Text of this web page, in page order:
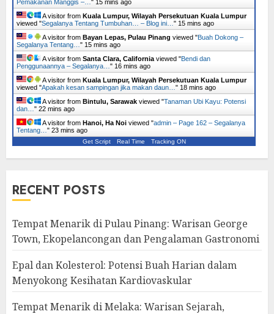
Pemakanan Manggis –… " 15 mins ago
A visitor from Kuala Lumpur, Wilayah Persekutuan Kuala Lumpur
viewed "Segalanya Tentang Tumbuhan… – Blog ini… " 15 mins ago
A visitor from Bayan Lepas, Pulau Pinang viewed "Buah Dokong –
Segalanya Tentang… " 15 mins ago
A visitor from Santa Clara, California viewed "Bendi dan
Penggunaannya – Segalanya… " 16 mins ago
A visitor from Kuala Lumpur, Wilayah Persekutuan Kuala Lumpur
viewed "Apakah kesan sampingan jika makan daun… " 18 mins ago
A visitor from Bintulu, Sarawak viewed "Tanaman Ubi Kayu: Potensi
dan… " 22 mins ago
A visitor from Hanoi, Ha Noi viewed "admin – Page 162 – Segalanya
Tentang… " 23 mins ago
Get Script Real Time Tracking ON
RECENT POSTS
Tempat Menarik di Pulau Pinang: Warisan George
Town, Ekopelancongan dan Pengalaman Gastronomi
Epal dan Kolesterol: Potensi Buah Harian dalam
Menyokong Kesihatan Kardiovaskular
Tempat Menarik di Melaka: Warisan Sejarah,